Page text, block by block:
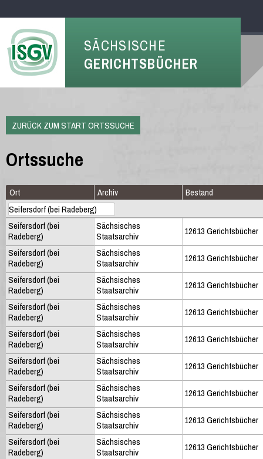
SÄCHSISCHE
GERICHTSBÜCHER
ZURÜCK ZUM START ORTSSUCHE
Ortssuche
Ort Archiv Bestand
Seifersdorf (bei
Radeberg)
Sächsisches
Staatsarchiv
12613 Gerichtsbücher
Seifersdorf (bei
Radeberg)
Sächsisches
Staatsarchiv
12613 Gerichtsbücher
Seifersdorf (bei
Radeberg)
Sächsisches
Staatsarchiv
12613 Gerichtsbücher
Seifersdorf (bei
Radeberg)
Sächsisches
Staatsarchiv
12613 Gerichtsbücher
Seifersdorf (bei
Radeberg)
Sächsisches
Staatsarchiv
12613 Gerichtsbücher
Seifersdorf (bei
Radeberg)
Sächsisches
Staatsarchiv
12613 Gerichtsbücher
Seifersdorf (bei
Radeberg)
Sächsisches
Staatsarchiv
12613 Gerichtsbücher
Seifersdorf (bei
Radeberg)
Sächsisches
Staatsarchiv
12613 Gerichtsbücher
Seifersdorf (bei
Radeberg)
Sächsisches
Staatsarchiv
12613 Gerichtsbücher